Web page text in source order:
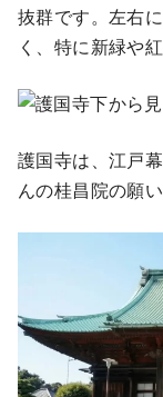
抜群です。左右
く、特に新緑や
護国寺は、江戸
んの桂昌院の願